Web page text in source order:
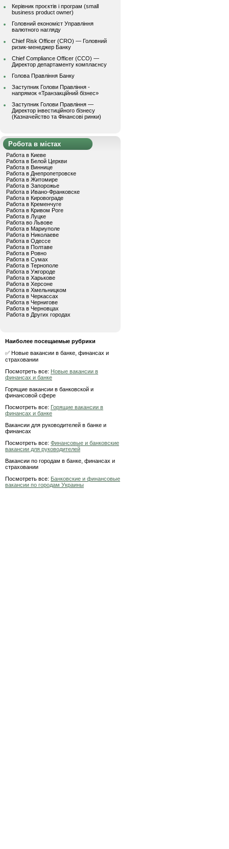
Керівник проєктів і програм (small
business product owner)
Головний економіст Управління
валютного нагляду
Chief Risk Officer (CRO) — Головний
ризик-менеджер Банку
Chief Compliance Officer (CCO) —
Директор департаменту комплаєнсу
Голова Правління Банку
Заступник Голови Правління -
напрямок «Транзакційний бізнес»
Заступник Голови Правління —
Директор інвестиційного бізнесу
(Казначейство та Фінансові ринки)
Робота в містах
Работа в Киеве
Работа в Белой Церкви
Работа в Виннице
Работа в Днепропетровске
Работа в Житомире
Работа в Запорожье
Работа в Ивано-Франковске
Работа в Кировограде
Работа в Кременчуге
Работа в Кривом Роге
Работа в Луцке
Работа во Львове
Работа в Мариуполе
Работа в Николаеве
Работа в Одессе
Работа в Полтаве
Работа в Ровно
Работа в Сумах
Работа в Тернополе
Работа в Ужгороде
Работа в Харькове
Работа в Херсоне
Работа в Хмельницком
Работа в Черкассах
Работа в Чернигове
Работа в Черновцах
Работа в Других городах
Наиболее посещаемые рубрики
✅ Новые вакансии в банке, финансах и
страховании
Посмотреть все: Новые вакансии в
финансах и банке
Горящие вакансии в банковской и
финансовой сфере
Посмотреть все: Горящие вакансии в
финансах и банке
Вакансии для руководителей в банке и
финансах
Посмотреть все: Финансовые и банковские
вакансии для руководителей
Вакансии по городам в банке, финансах и
страховании
Посмотреть все: Банковские и финансовые
вакансии по городам Украины